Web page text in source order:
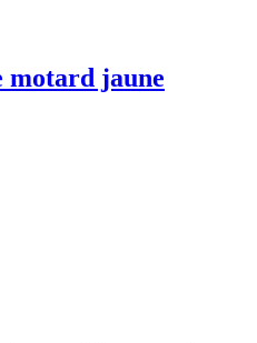
motard jaune